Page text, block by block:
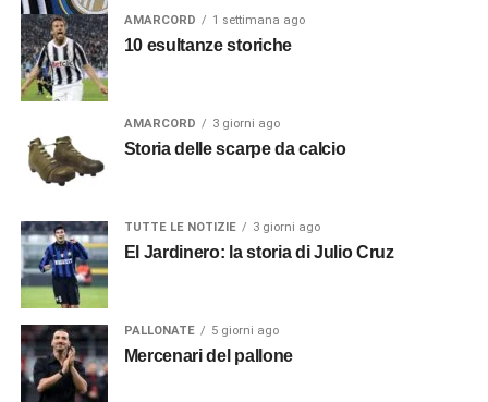
AMARCORD 1 settimana ago
10 esultanze storiche
AMARCORD 3 giorni ago
Storia delle scarpe da calcio
TUTTE LE NOTIZIE 3 giorni ago
El Jardinero: la storia di Julio Cruz
PALLONATE 5 giorni ago
Mercenari del pallone